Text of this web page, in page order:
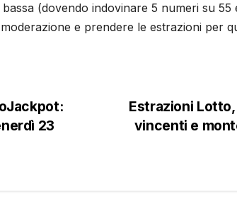
(dovendo indovinare 5 numeri su 55
e prendere le estrazioni per
Estrazioni
vincenti e
23